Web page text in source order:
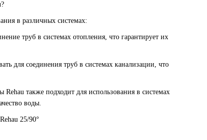
в различных системах:
труб в системах отопления, что гарантирует их
для соединения труб в системах канализации, что
также подходит для использования в системах
воды.
25/90°